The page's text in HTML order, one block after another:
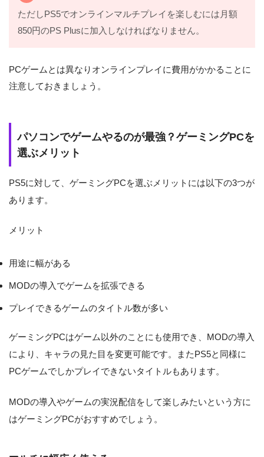
ただしPS5でオンラインマルチプレイを楽しむには月額
850円のPS Plusに加入しなければなりません。
PCゲームとは異なりオンラインプレイに費用がかかることに
注意しておきましょう。
パソコンでゲームやるのが最強？ゲーミングPCを
選ぶメリット
PS5に対して、ゲーミングPCを選ぶメリットには以下の3つが
あります。
メリット
用途に幅がある
MODの導入でゲームを拡張できる
プレイできるゲームのタイトル数が多い
ゲーミングPCはゲーム以外のことにも使用でき、MODの導入
により、キャラの見た目を変更可能です。またPS5と同様に
PCゲームでしかプレイできないタイトルもあります。
MODの導入やゲームの実況配信をして楽しみたいという方に
はゲーミングPCがおすすめでしょう。